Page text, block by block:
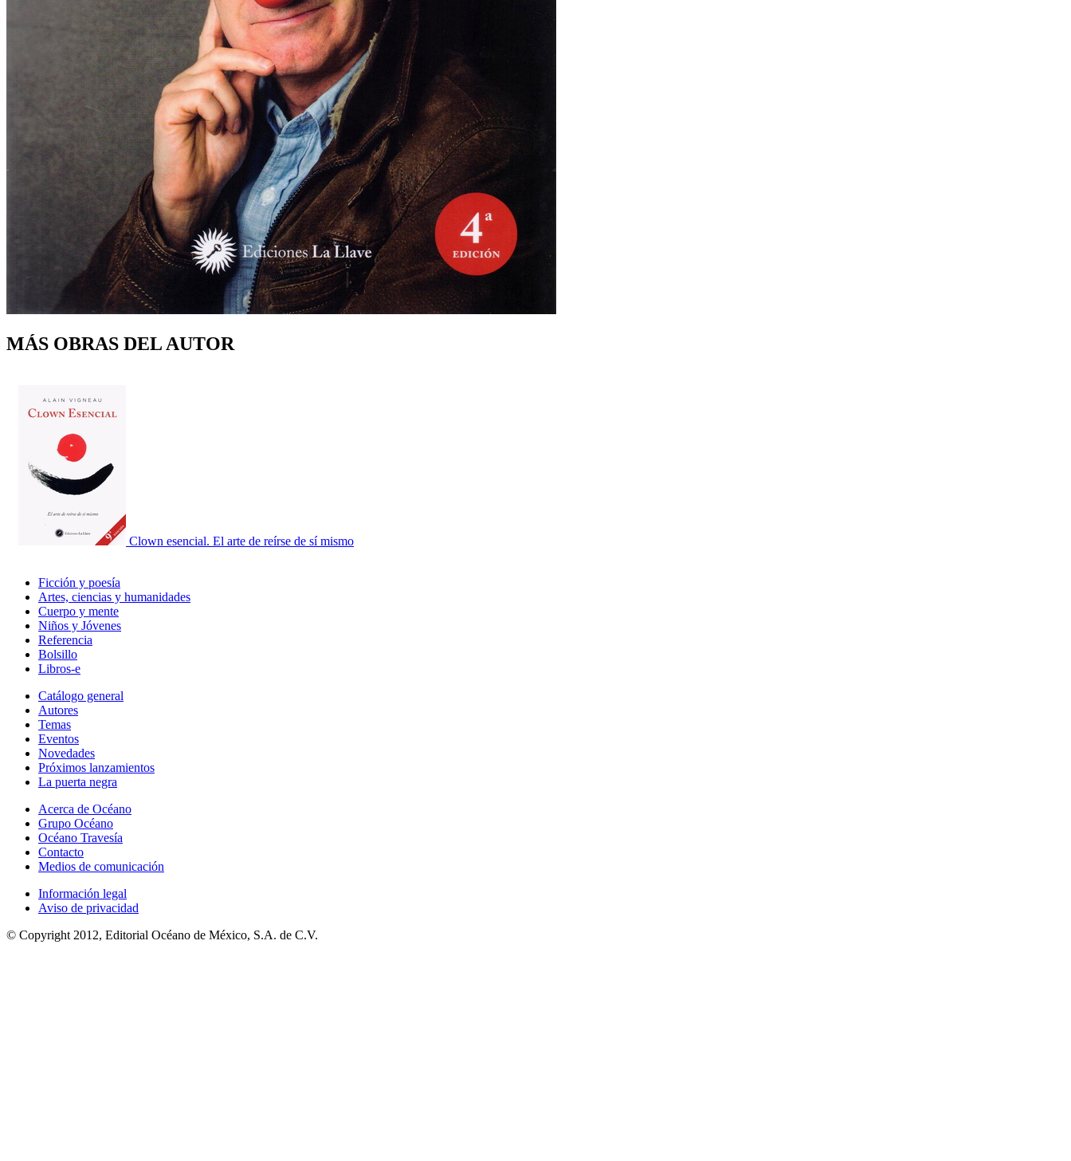
MÁS OBRAS DEL AUTOR
Clown esencial. El arte de reírse de sí mismo
Ficción y poesía
Artes, ciencias y humanidades
Cuerpo y mente
Niños y Jóvenes
Referencia
Bolsillo
Libros-e
Catálogo general
Autores
Temas
Eventos
Novedades
Próximos lanzamientos
La puerta negra
Acerca de Océano
Grupo Océano
Océano Travesía
Contacto
Medios de comunicación
Información legal
Aviso de privacidad
© Copyright 2012, Editorial Océano de México, S.A. de C.V.